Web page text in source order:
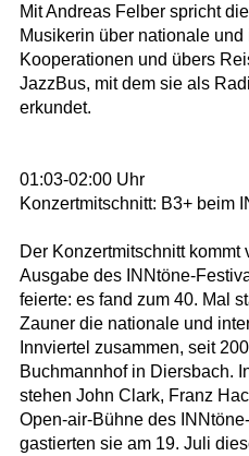
Mit Andreas Felber spricht
Musikerin über nationale
Kooperationen und übers
JazzBus, mit dem sie als
erkundet.
01:03-02:00 Uhr
Konzertmitschnitt: B3+ beim
Der Konzertmitschnitt kommt
Ausgabe des INNtöne-
feierte: es fand zum 40. Mal
Zauner die nationale und
Innviertel zusammen, seit
Buchmannhof in Diersbach.
stehen John Clark, Franz
Open-air-Bühne des
gastierten sie am 19. Juli